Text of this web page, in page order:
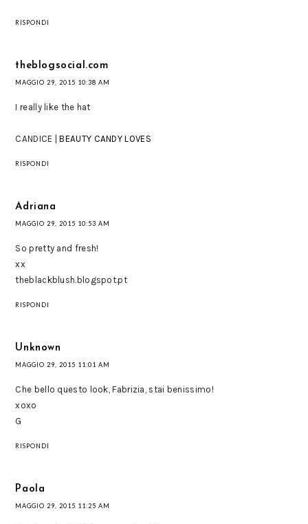
RISPONDI
theblogsocial.com
MAGGIO 29, 2015 10:38 AM
I really like the hat
CANDICE |BEAUTY CANDY LOVES
RISPONDI
Adriana
MAGGIO 29, 2015 10:53 AM
So pretty and fresh!
xx
theblackblush.blogspot.pt
RISPONDI
Unknown
MAGGIO 29, 2015 11:01 AM
Che bello questo look, Fabrizia, stai benissimo!
xoxo
G
RISPONDI
Paola
MAGGIO 29, 2015 11:25 AM